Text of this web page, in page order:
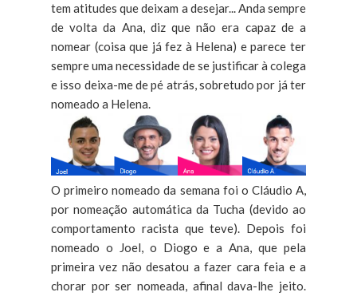
tem atitudes que deixam a desejar... Anda sempre
de volta da Ana, diz que não era capaz de a
nomear (coisa que já fez à Helena) e parece ter
sempre uma necessidade de se justificar à colega
e isso deixa-me de pé atrás, sobretudo por já ter
nomeado a Helena.
O primeiro nomeado da semana foi o Cláudio A,
por nomeação automática da Tucha (devido ao
comportamento racista que teve). Depois foi
nomeado o Joel, o Diogo e a Ana, que pela
primeira vez não desatou a fazer cara feia e a
chorar por ser nomeada, afinal dava-lhe jeito.